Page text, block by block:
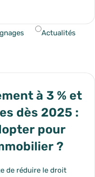
les résultats.
Actualités
à 3 % et
dès 2025 :
pour
?
de réduire le droit